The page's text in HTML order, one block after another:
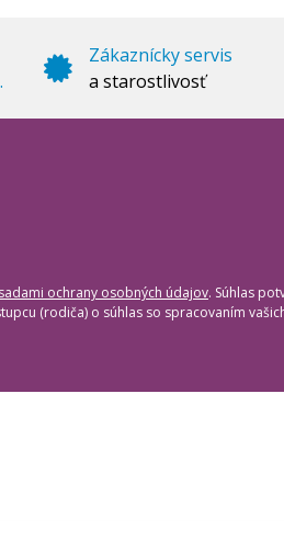
Zákaznícky servis
a starostlivosť
ochrany osobných údajov. Súhlas
(rodiča) o súhlas so spracovaním